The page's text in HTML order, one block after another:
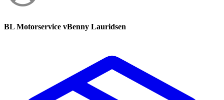
BL Motorservice vBenny Lauridsen